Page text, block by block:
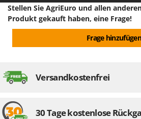
Stellen Sie AgriEuro und allen
Produkt gekauft haben, eine Frage!
Frage hinzufügen
Versandkostenfrei
30 Tage kostenlose